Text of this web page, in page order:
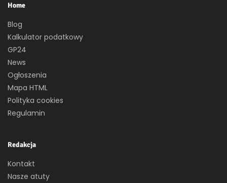
Home
Blog
Kalkulator podatkowy
GP24
News
Ogłoszenia
Mapa HTML
Polityka cookies
Regulamin
Redakcja
Kontakt
Nasze atuty